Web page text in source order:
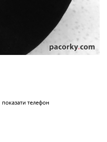
показати телефон